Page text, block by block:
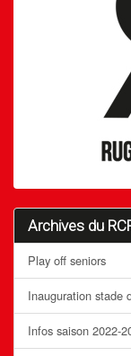
Archives du
Play off seniors
Inauguration stade
Infos saison 2022-